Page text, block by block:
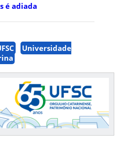
é adiada
Universidade